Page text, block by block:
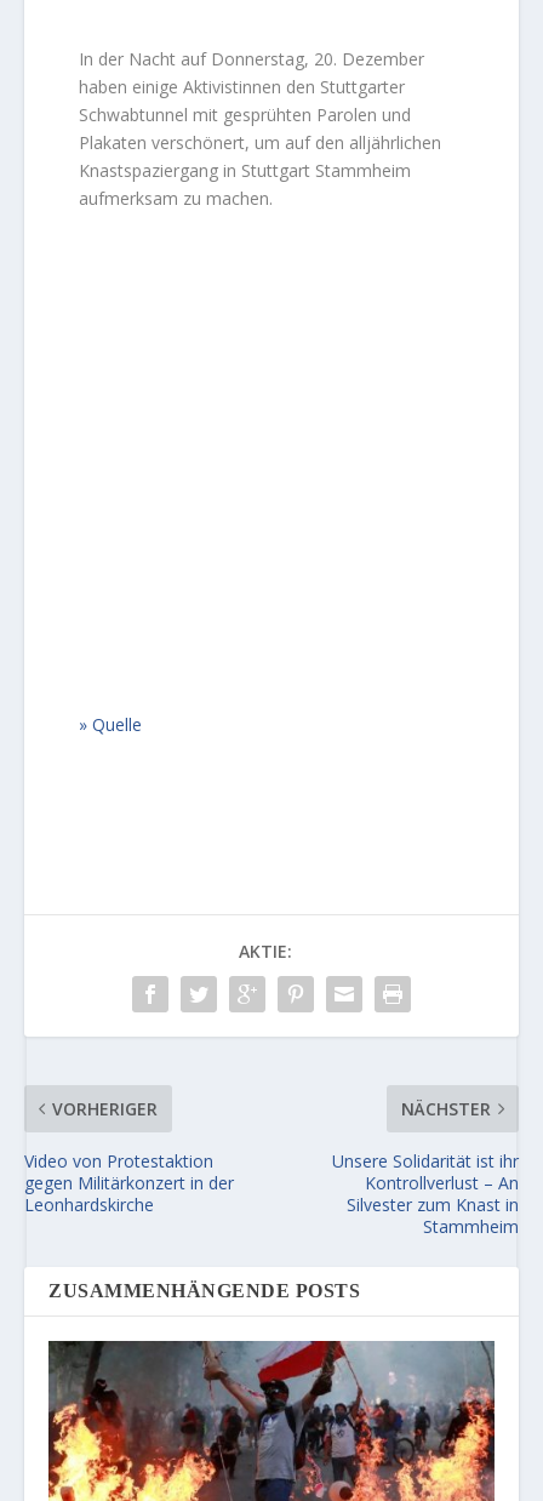
In der Nacht auf Donnerstag, 20. Dezember
haben einige Aktivistinnen den Stuttgarter
Schwabtunnel mit gesprühten Parolen und
Plakaten verschönert, um auf den alljährlichen
Knastspaziergang in Stuttgart Stammheim
aufmerksam zu machen.
Quelle
AKTIE:
VORHERIGER
Video von Protestaktion
gegen Militärkonzert in der
Leonhardskirche
NÄCHSTER
Unsere Solidarität ist ihr
Kontrollverlust – An
Silvester zum Knast in
Stammheim
ZUSAMMENHÄNGENDE POSTS